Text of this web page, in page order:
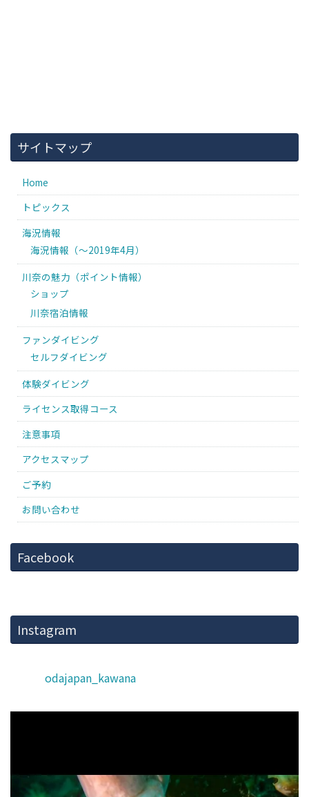
サイトマップ
Home
トピックス
海況情報
海況情報（〜2019年4月）
川奈の魅力（ポイント情報）
ショップ
川奈宿泊情報
ファンダイビング
セルフダイビング
体験ダイビング
ライセンス取得コース
注意事項
アクセスマップ
ご予約
お問い合わせ
Facebook
Instagram
odajapan_kawana